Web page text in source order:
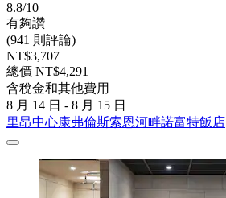
8.8/10
有夠讚
(941 則評論)
NT$3,707
總價 NT$4,291
含稅金和其他費用
8 月 14 日 - 8 月 15 日
里昂中心康弗倫斯索恩河畔諾富特飯店